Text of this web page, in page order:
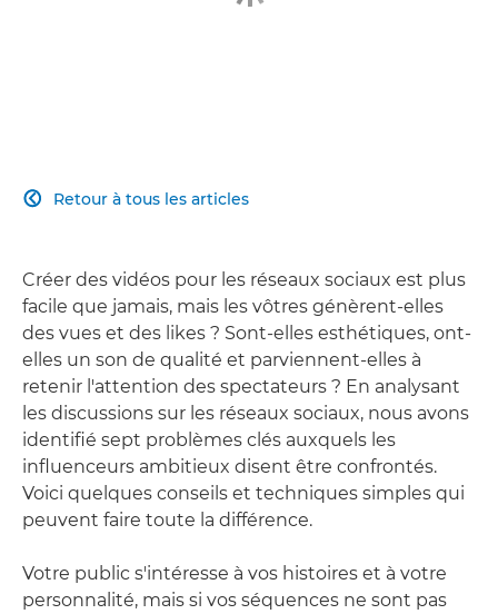
Retour à tous les articles

Créer des vidéos pour les réseaux sociaux est plus
facile que jamais, mais les vôtres génèrent-elles
des vues et des likes ? Sont-elles esthétiques, ont-
elles un son de qualité et parviennent-elles à
retenir l'attention des spectateurs ? En analysant
les discussions sur les réseaux sociaux, nous avons
identifié sept problèmes clés auxquels les
influenceurs ambitieux disent être confrontés.
Voici quelques conseils et techniques simples qui
peuvent faire toute la différence.
Votre public s'intéresse à vos histoires et à votre
personnalité, mais si vos séquences ne sont pas